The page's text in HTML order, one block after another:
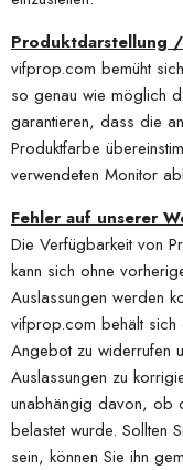
Produktdarstellung
vifprop.com bemüht
so genau wie möglich
garantieren, dass die
Produktfarbe
verwendeten Monitor
Fehler auf unserer
Die Verfügbarkeit von
kann sich ohne
Auslassungen werden
vifprop.com behält
Angebot zu widerrufen
Auslassungen zu
unabhängig davon, ob
belastet wurde. Sollten
sein, können Sie ihn